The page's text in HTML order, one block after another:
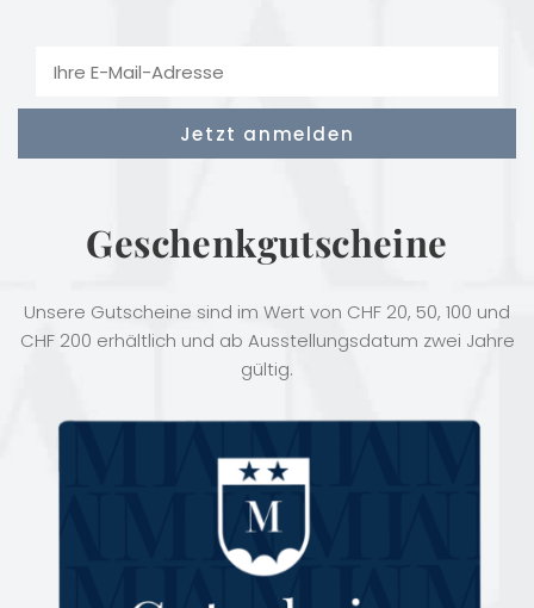
Geschenkgutscheine
Unsere Gutscheine sind im Wert von CHF 20, 50, 100 und
CHF 200 erhältlich und ab Ausstellungsdatum zwei Jahre
gültig.